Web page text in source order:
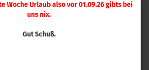
Woche Urlaub also vor 01.09.26 gibts bei
uns nix.
Gut Schuß.